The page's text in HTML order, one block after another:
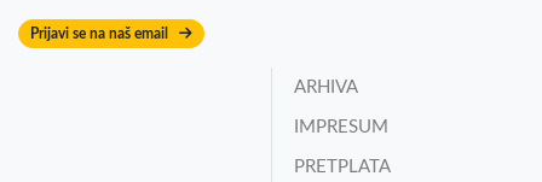
Prijavi se na naš email
ARHIVA
IMPRESUM
PRETPLATA